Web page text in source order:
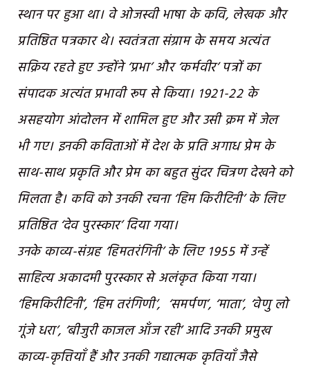
स्थान पर हुआ था। वे ओजस्वी भाषा के कवि, लेखक और
प्रतिष्ठित पत्रकार थे। स्वतंत्रता संग्राम के समय अत्यंत
सक्रिय रहते हुए उन्होंने ‘प्रभा’ और ‘कर्मवीर’ पत्रों का
संपादक अत्यंत प्रभावी रूप से किया। १९२१-२२ के
असहयोग आंदोलन में शामिल हुए और उसी क्रम में जेल
भी गए। इनकी कविताओं में देश के प्रति अगाध प्रेम के
साथ-साथ प्रकृति और प्रेम का बहुत सुंदर चित्रण देखने को
मिलता है। कवि को उनकी रचना ‘हिम किरीटिनी’ के लिए
प्रतिष्ठित ‘देव पुरस्कार’ दिया गया।
उनके काव्य-संग्रह ‘हिमतरंगिनी’ के लिए १९५५ में उन्हें
साहित्य अकादमी पुरस्कार से अलंकृत किया गया।
‘हिमकिरीटिनी’, ‘हिम तरंगिणी’, ‘समर्पण’, ‘माता’, ‘वेणु लो
गूंजे धरा’, ‘बीजुरी काजल आँज रही’ आदि उनकी प्रमुख
काव्य-कृत्तियॉं हैं और उनकी गद्यात्मक कृतियाँ जैसे